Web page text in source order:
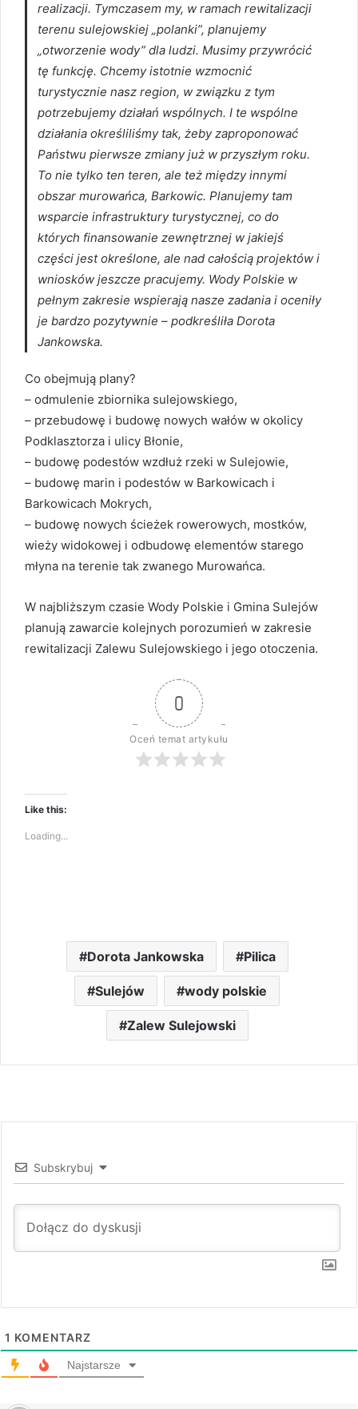
realizacji. Tymczasem my, w ramach rewitalizacji
terenu sulejowskiej „polanki”, planujemy
„otworzenie wody” dla ludzi. Musimy przywrócić
tę funkcję. Chcemy istotnie wzmocnić
turystycznie nasz region, w związku z tym
potrzebujemy działań wspólnych. I te wspólne
działania określiliśmy tak, żeby zaproponować
Państwu pierwsze zmiany już w przyszłym roku.
To nie tylko ten teren, ale też między innymi
obszar murowańca, Barkowic. Planujemy tam
wsparcie infrastruktury turystycznej, co do
których finansowanie zewnętrznej w jakiejś
części jest określone, ale nad całością projektów i
wniosków jeszcze pracujemy. Wody Polskie w
pełnym zakresie wspierają nasze zadania i oceniły
je bardzo pozytywnie – podkreśliła Dorota
Jankowska.
Co obejmują plany?
– odmulenie zbiornika sulejowskiego,
– przebudowę i budowę nowych wałów w okolicy
Podklasztorza i ulicy Błonie,
– budowę podestów wzdłuż rzeki w Sulejowie,
– budowę marin i podestów w Barkowicach i
Barkowicach Mokrych,
– budowę nowych ścieżek rowerowych, mostków,
wieży widokowej i odbudowę elementów starego
młyna na terenie tak zwanego Murowańca.
W najbliższym czasie Wody Polskie i Gmina Sulejów
planują zawarcie kolejnych porozumień w zakresie
rewitalizacji Zalewu Sulejowskiego i jego otoczenia.
0
Oceń temat artykułu
Like this:
Loading...
Dorota Jankowska Pilica
Sulejów wody polskie
Zalew Sulejowski
Subskrybuj
1 KOMENTARZ
Najstarsze